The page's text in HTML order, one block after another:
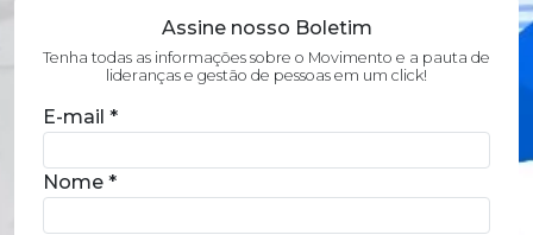
Assine nosso Boletim
Tenha todas as informações sobre o Movimento e a pauta de
lideranças e gestão de pessoas em um click!
E-mail *
Nome *